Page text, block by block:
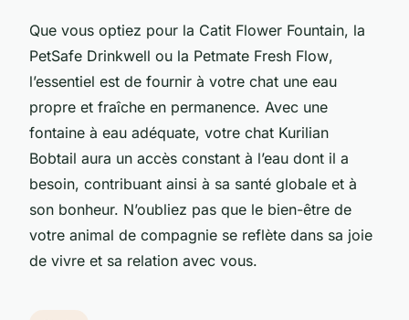
Que vous optiez pour la Catit Flower Fountain, la
PetSafe Drinkwell ou la Petmate Fresh Flow,
l’essentiel est de fournir à votre chat une eau
propre et fraîche en permanence. Avec une
fontaine à eau adéquate, votre chat Kurilian
Bobtail aura un accès constant à l’eau dont il a
besoin, contribuant ainsi à sa santé globale et à
son bonheur. N’oubliez pas que le bien-être de
votre animal de compagnie se reflète dans sa joie
de vivre et sa relation avec vous.